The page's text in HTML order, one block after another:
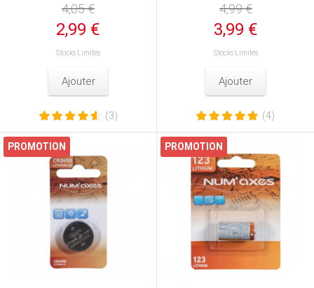
4,05 €
2,99 €
Stocks Limités
Ajouter
(3)
4,99 €
3,99 €
Stocks Limités
Ajouter
(4)
PROMOTION PROMOTION